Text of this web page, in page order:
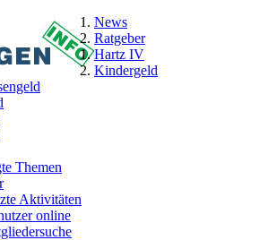
News
Ratgeber
Hartz IV
Kindergeld
Themen
Aktivitäten
online